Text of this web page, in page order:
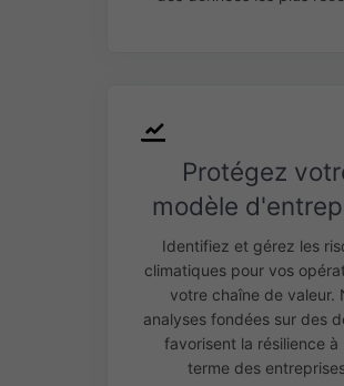
Protégez
modèle
Identifiez et gérez les
climatiques pour vos
votre chaîne de valeur.
analyses fondées sur des
favorisent la résilience à
terme des